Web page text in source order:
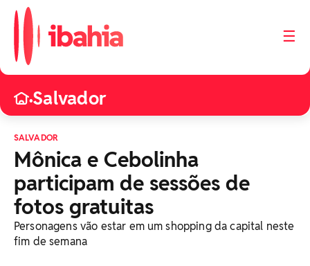
☰
•Salvador
SALVADOR
Mônica e Cebolinha
participam de sessões de
fotos gratuitas
Personagens vão estar em um shopping da capital neste
fim de semana